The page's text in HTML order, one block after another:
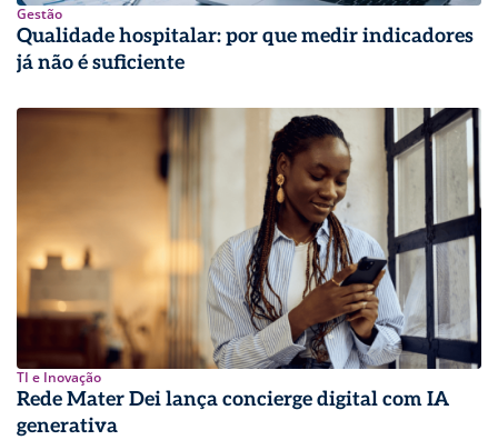
Gestão
Qualidade hospitalar: por que medir indicadores
já não é suficiente
TI e Inovação
Rede Mater Dei lança concierge digital com IA
generativa